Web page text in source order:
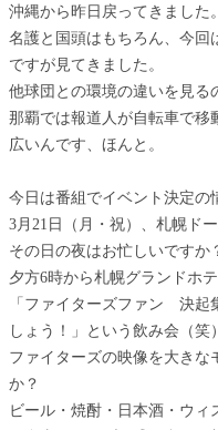
沖縄から昨日戻ってきました。
名護と国頭はもちろん、今回
ですが見てきました。
他球団との環境の違いを見る
那覇では報道人が自転車で移
広いんです、ほんと。
今日は番組でイベント決定の
3月21日（月・祝）、札幌ド
その日の夜はお忙しいですか
夕方6時から札幌グランドホ
「ファイターズファン 決起
しょう！」という飲み会（笑
ファイターズの映像を大きな
か？
ビール・焼酎・日本酒・ウ